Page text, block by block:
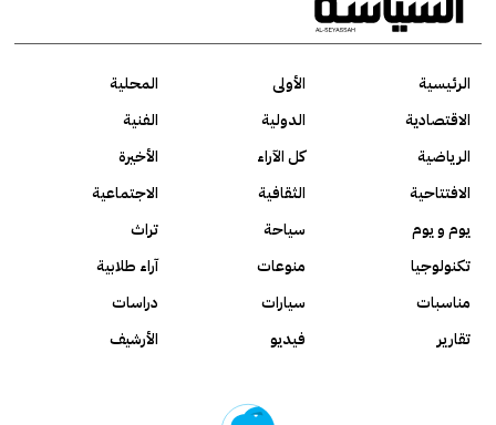
الرئيسية الأولى
المحلية
الاقتصادية
الدولية
الفنية
الرياضية
كل الآراء
الأخيرة
الافتتاحية
الثقافية
الاجتماعية
يوم و يوم
سياحة
تراث
تكنولوجيا
منوعات
آراء طلابية
مناسبات
سيارات
دراسات
تقارير
فيديو الأرشيف